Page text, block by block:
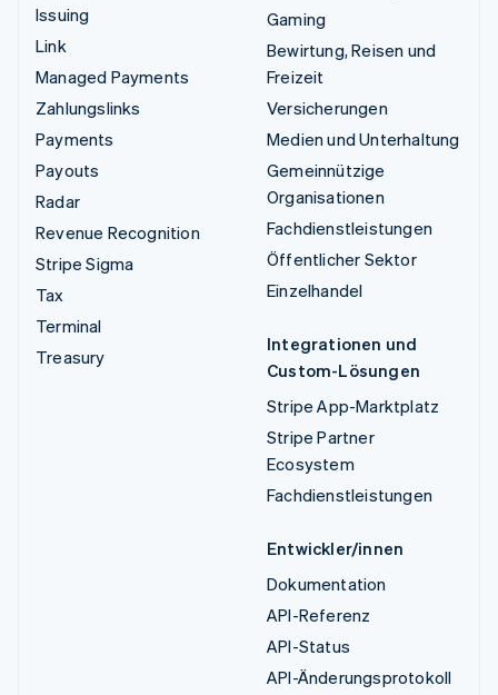
Issuing
Link
Managed Payments
Zahlungslinks
Payments
Payouts
Radar
Revenue Recognition
Stripe Sigma
Tax
Terminal
Treasury
Gaming
Bewirtung, Reisen und
Freizeit
Versicherungen
Medien und Unterhaltung
Gemeinnützige
Organisationen
Fachdienstleistungen
Öffentlicher Sektor
Einzelhandel
Integrationen und
Custom-Lösungen
Stripe App-Marktplatz
Stripe Partner
Ecosystem
Fachdienstleistungen
Entwickler/innen
Dokumentation
API-Referenz
API-Status
API-Änderungsprotokoll